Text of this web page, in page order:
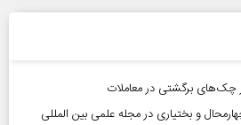
چک‌های برگشتی در معاملات
و بختیاری در مجله علمی بین المللی